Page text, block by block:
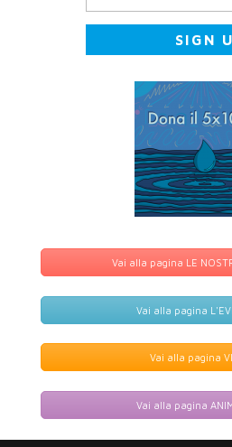
Vai alla pagina LE
Vai alla pagina
Vai alla pagina
Vai alla pagina